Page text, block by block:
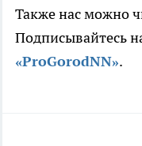
Также нас можно
Подписывайтесь
«ProGorodNN».